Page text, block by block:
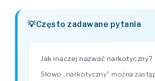
Często zadawane pytania
Jak inaczej nazwać narkotyczny?
Słowo „narkotyczny" można